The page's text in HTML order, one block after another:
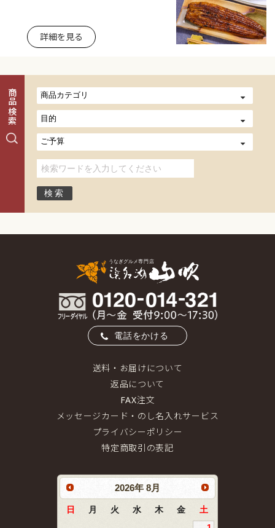
詳細を見る
商品検索
電話をかける
送料・お届けについて
返品について
FAX注文
メッセージカード・のし名入れサービス
プライバシーポリシー
特定商取引の表記
2026年 8月
日 月 火 水 木 金
土